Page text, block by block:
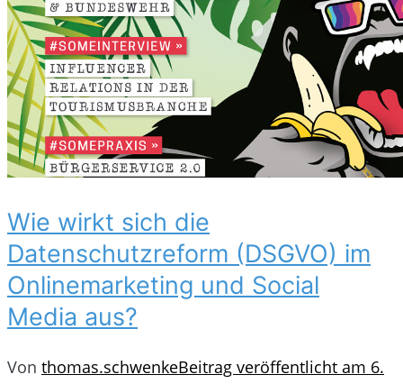
Wie wirkt sich die
Datenschutzreform (DSGVO) im
Onlinemarketing und Social
Media aus?
Von thomas.schwenkeBeitrag veröffentlicht am 6.